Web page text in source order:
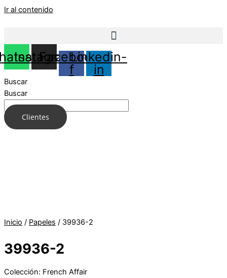
Ir al contenido
Instagram
Facebook-
f
Linkedin-
in
Buscar
Buscar
Clientes
Inicio / Papeles / 39936-2
39936-2
Colección: French Affair